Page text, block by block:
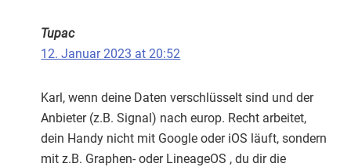
Tupac
12. Januar 2023 at 20:52
Karl, wenn deine Daten verschlüsselt sind und der
Anbieter (z.B. Signal) nach europ. Recht arbeitet,
dein Handy nicht mit Google oder iOS läuft, sondern
mit z.B. Graphen- oder LineageOS , du dir die